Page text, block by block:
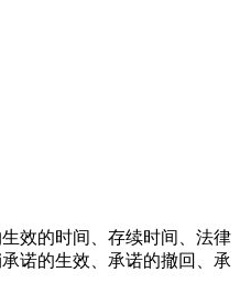
效的时间、存续时间、法律
诺的生效、承诺的撤回、承